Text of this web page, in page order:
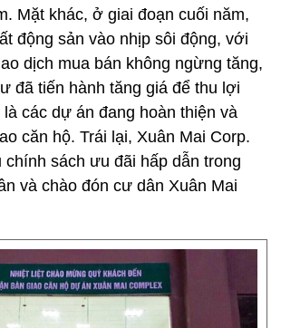
Mặt khác, ở giai đoạn cuối năm,
động sản vào nhịp sôi động, với
dịch mua bán không ngừng tăng,
đã tiến hành tăng giá để thu lợi
là các dự án đang hoàn thiện và
căn hộ. Trái lại, Xuân Mai Corp.
chính sách ưu đãi hấp dẫn trong
và chào đón cư dân Xuân Mai